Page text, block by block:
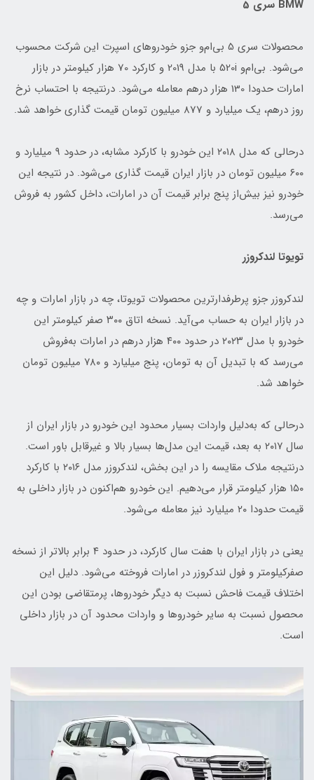
BMW سری 5
محصولات سری 5 بی‌ام‌و جزو خودروهای اسپرت این شرکت محسوب
می‌شود. بی‌ام‌و 520i با مدل 2019 و کارکرد 70 هزار کیلومتر در بازار
امارات حدودا 130 هزار درهم معامله می‌شود. درنتیجه با احتساب نرخ
روز درهم، یک میلیارد و 877 میلیون تومان قیمت گذاری خواهد شد.
درحالی که مدل ۲۰۱۸ این خودرو با کارکرد مشابه، در حدود ۹ میلیارد و
۶۰۰ میلیون تومان در بازار ایران قیمت گذاری می‌شود. در نتیجه این
خودرو نیز بیش‌از پنج برابر قیمت آن در امارات، داخل کشور به فروش
می‌رسد.
تویوتا لندکروزر
لندکروزر جزو پرطرفدارترین محصولات تویوتا، چه در بازار امارات و چه
در بازار ایران به حساب می‌آید. نسخه اتاق ۳۰۰ صفر کیلومتر این
خودرو با مدل ۲۰۲۳ در حدود ۴۰۰ هزار درهم در امارات به‌فروش
می‌رسد که با تبدیل آن به تومان، پنج میلیارد و ۷۸۰ میلیون تومان
خواهد شد.
درحالی که به‌دلیل واردات بسیار محدود این خودرو در بازار ایران از
سال ۲۰۱۷ به بعد، قیمت این مدل‌ها بسیار بالا و غیرقابل باور است.
درنتیجه ملاک مقایسه را در این بخش، لندکروزر مدل ۲۰۱۶ با کارکرد
۱۵۰ هزار کیلومتر قرار می‌دهیم. این خودرو هم‌اکنون در بازار داخلی به
قیمت حدودا ۲۰ میلیارد نیز معامله می‌شود.
یعنی در بازار ایران با هفت سال کارکرد، در حدود ۴ برابر بالاتر از نسخه
صفرکیلومتر و فول لندکروزر در امارات فروخته می‌شود. دلیل این
اختلاف قیمت فاحش نسبت به دیگر خودروها، پرمتقاضی بودن این
محصول نسبت به سایر خودروها و واردات محدود آن در بازار داخلی
است.